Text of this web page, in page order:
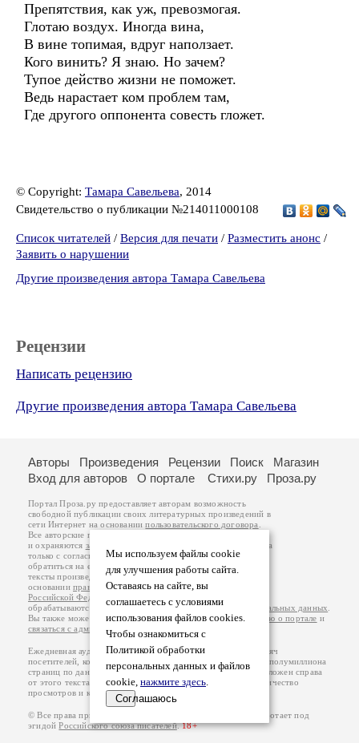
Препятствия, как уж, превозмогая.
Глотаю воздух. Иногда вина,
В вине топимая, вдруг наползает.
Кого винить? Я знаю. Но зачем?
Тупое действо жизни не поможет.
Ведь нарастает ком проблем там,
Где другого оппонента совесть гложет.
© Copyright: Тамара Савельева, 2014
Свидетельство о публикации №214011000108
Список читателей / Версия для печати / Разместить анонс /
Заявить о нарушении
Другие произведения автора Тамара Савельева
Рецензии
Написать рецензию
Другие произведения автора Тамара Савельева
Мы используем файлы cookie
для улучшения работы сайта.
Оставаясь на сайте, вы
соглашаетесь с условиями
использования файлов cookies.
Чтобы ознакомиться с
Политикой обработки
персональных данных и файлов
cookie, нажмите здесь.
Соглашаюсь
Авторы Произведения Рецензии Поиск
Магазин
Вход для авторов
О портале Стихи.ру Проза.ру
Портал Проза.ру предоставляет авторам возможность
свободной публикации своих литературных произведений в
сети Интернет на основаниипользовательского договора
Все авторские права на произведения принадлежат авторам
и охраняются законом
. Перепечатка произведений возможна
только с согласия его автора, к которому вы можете
обратиться на его авторской странице. Ответственность за
тексты произведений авторы несут самостоятельно на
основанииправил публикацииизаконодательства
Российской Федерации
обрабатываются на основанииПолитики обработки персональных данных
Вы также можете посмотреть более подробнуюинформацию о портале и
связаться с администрацией
Ежедневная аудитория портала Проза.ру – порядка 100 тысяч
посетителей, которые в общей сумме просматривают более полумиллиона
страниц по данным счетчика посещаемости, который расположен справа
от этого текста. В каждой графе указано по две цифры: количество
просмотров и количество посетителей.
© Все права принадлежат авторам, 2000-2026. Портал работает под
эгидойРоссийского союза писателей.18+